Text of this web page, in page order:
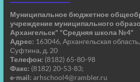
Муниципальное бюджетное
учреждение муниципального
Архангельск" "Средняя школа №4"
Адрес: 163046, Архангельская
Суфтина, д. 20
Телефон: (8182) 65-80-98
Факс: (8182) 20-53-83;
e-mail: arhschool4@rambler.ru